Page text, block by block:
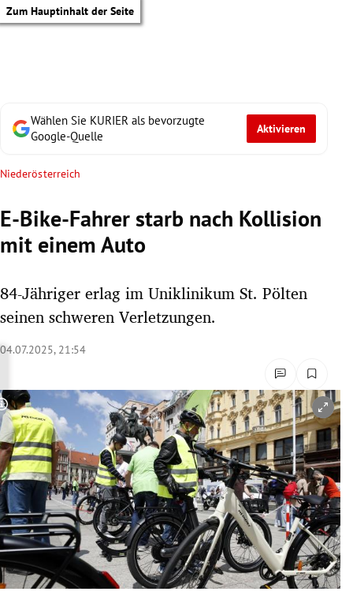
Zum Hauptinhalt der Seite
Untermenü
Untermenü
Untermenü
Untermenü
Untermenü
Wählen Sie KURIER als bevorzugte
Google-Quelle
Aktivieren
Niederösterreich
E-Bike-Fahrer starb nach Kollision
mit einem Auto
84-Jähriger erlag im Uniklinikum St. Pölten
seinen schweren Verletzungen.
04.07.2025, 21:54
Copyright-Hinweis öffnen/schließen